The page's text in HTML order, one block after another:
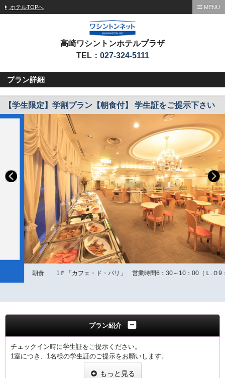
ホテルTOPへ MENU
高崎ワシントンホテルプラザ
TEL： 027-324-5111
プラン詳細
【学生限定】学割プラン【朝食付】 学生証をご提示下さい
朝食 1Ｆ「カフェ・ド・パリ」 営業時間6：30～10：00（Ｌ.Ｏ9：30）
プラン紹介
チェックイン時に学生証をご提示ください。
1室につき、1名様の学生証のご提示をお願いします。
※提示なき場合は割引無しの料金を適用させていただきます。
◆朝食 和･洋バイキング付 朝食時間６：３０～１０：００
もっと見る